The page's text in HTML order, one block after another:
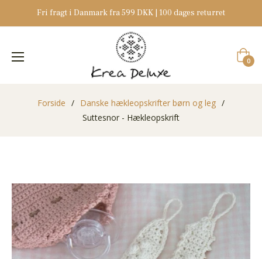
Fri fragt i Danmark fra 599 DKK | 100 dages returret
0
Forside / Danske hækleopskrifter børn og leg /
Suttesnor - Hækleopskrift